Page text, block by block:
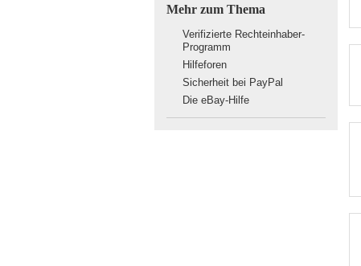
Mehr zum Thema
Verifizierte Rechteinhaber-
Programm
Hilfeforen
Sicherheit bei PayPal
Die eBay-Hilfe